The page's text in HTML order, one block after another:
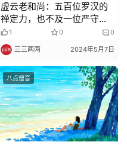
虚云老和尚：五百位罗汉的
禅定力，也不及一位严守禁
戒的僧人
1 0 0
三三两两 2024年5月7日
八点僧音